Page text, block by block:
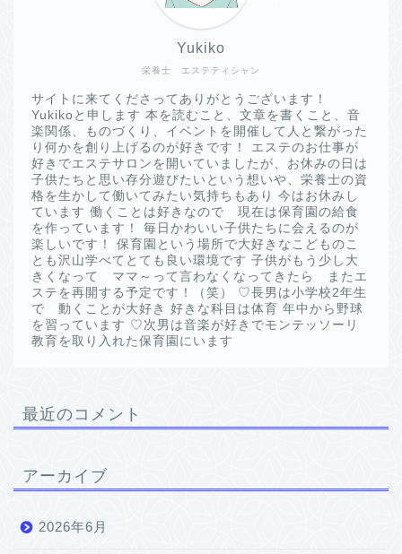
栄養士 エステティシャン
Yukiko
サイトに来てくださってありがとうございます！
Yukikoと申します 本を読むこと、文章を書くこと、音
楽関係、ものづくり、イベントを開催して人と繋がった
り何かを創り上げるのが好きです！ エステのお仕事が
好きでエステサロンを開いていましたが、お休みの日は
子供たちと思い存分遊びたいという想いや、栄養士の資
格を生かして働いてみたい気持ちもあり 今はお休みし
ています 働くことは好きなので 現在は保育園の給食
を作っています！ 毎日かわいい子供たちに会えるのが
楽しいです！ 保育園という場所で大好きなこどものこ
とも沢山学べてとても良い環境です 子供がもう少し大
きくなって ママ～って言わなくなってきたら またエ
ステを再開する予定です！（笑） ♡長男は小学校2年生
で 動くことが大好き 好きな科目は体育 年中から野球
を習っています ♡次男は音楽が好きでモンテッソーリ
教育を取り入れた保育園にいます
最近のコメント
アーカイブ
2026年6月